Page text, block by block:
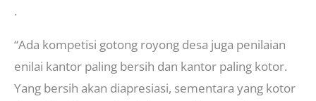
.
“Ada kompetisi gotong royong desa juga penilaian
enilai kantor paling bersih dan kantor paling kotor.
Yang bersih akan diapresiasi, sementara yang kotor